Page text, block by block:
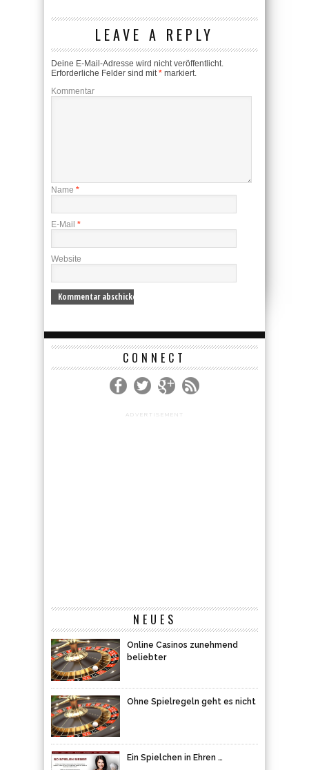
LEAVE A REPLY
Deine E-Mail-Adresse wird nicht veröffentlicht.
Erforderliche Felder sind mit* markiert.
Kommentar
Name *
E-Mail *
Website
CONNECT
ADVERTISEMENT
NEUES
Online Casinos zunehmend
beliebter
Ohne Spielregeln geht es nicht
Ein Spielchen in Ehren …